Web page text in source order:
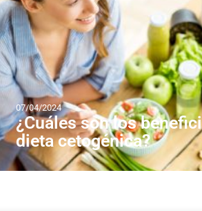
07/04/2024
¿Cuáles son los
dieta cetogénica?